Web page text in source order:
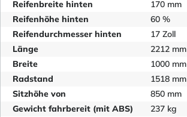
Reifenbreite hinten
170 mm
Reifenhöhe hinten
60 %
Reifendurchmesser hinten
17 Zoll
Länge
2212 mm
Breite
1000 mm
Radstand
1518 mm
Sitzhöhe von
850 mm
Gewicht fahrbereit (mit ABS)
237 kg